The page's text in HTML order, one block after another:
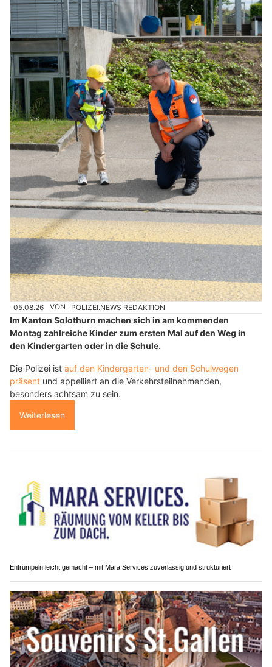
05.08.26 VON POLIZEI.NEWS REDAKTION
Im Kanton Solothurn machen sich in am kommenden
Montag zahlreiche Kinder zum ersten Mal auf den Weg in
den Kindergarten oder in die Schule.
Die Polizei ist auf den Kindergarten- und den Schulwegen
präsent und appelliert an die Verkehrsteilnehmenden,
besonders achtsam zu sein.
Weiterlesen
Entrümpeln leicht gemacht – mit Mara Services zuverlässig und strukturiert